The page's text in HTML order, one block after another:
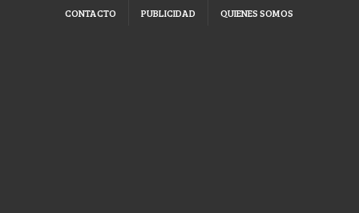
CONTACTO PUBLICIDAD QUIENES SOMOS